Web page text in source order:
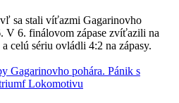
sa stali víťazmi Gagarinovho
V 6. finálovom zápase zvíťazili na
celú sériu ovládli 4:2 na zápasy.